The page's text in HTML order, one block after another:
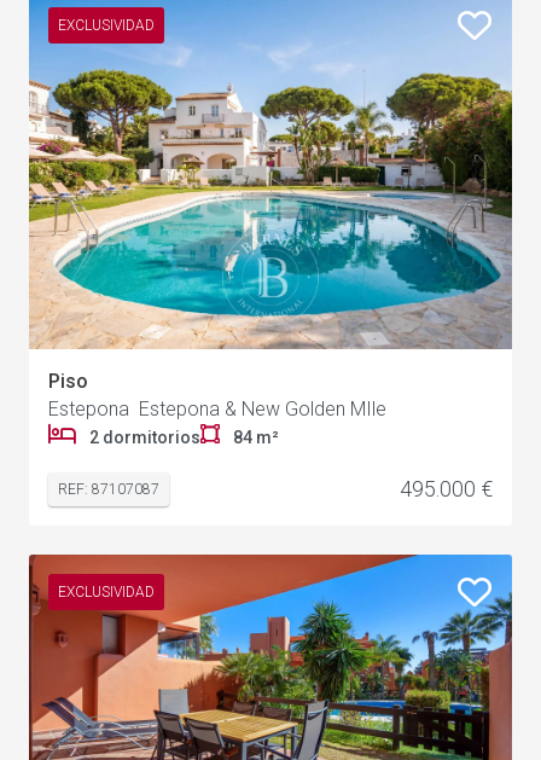
EXCLUSIVIDAD
Piso
Estepona Estepona & New Golden MIle
2 dormitorios 84 m²
REF: 87107087 495.000 €
EXCLUSIVIDAD